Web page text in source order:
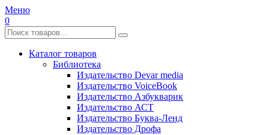
Меню
0
Каталог товаров
Библиотека
Издательство Devar media
Издательство VoiceBook
Издательство Азбукварик
Издательство АСТ
Издательство Буква-Ленд
Издательство Дрофа